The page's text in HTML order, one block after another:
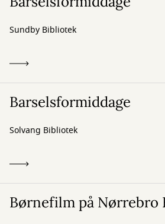
Sundby Bibliotek
Barselsformiddage
Solvang Bibliotek
Børnefilm på Nørrebro